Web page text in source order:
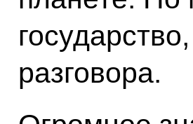
разговора.